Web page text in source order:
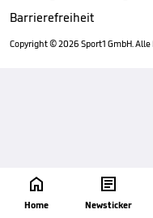

Home

Newsticker
Barrierefreiheit
Copyright ©2026 Sport1 GmbH.